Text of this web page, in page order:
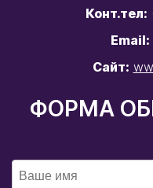
Конт.тел:
Email:
Сайт:
ФОРМА